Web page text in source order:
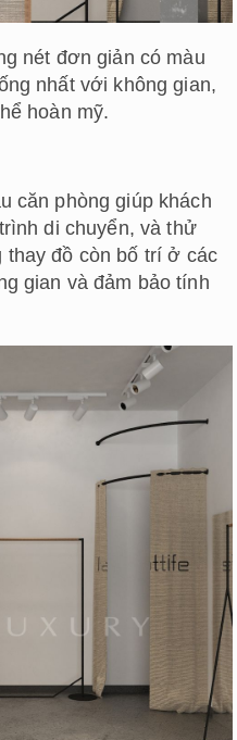
nét đơn giản có màu
nhất với không gian,
hoàn mỹ.
căn phòng giúp khách
di chuyển, và thử
đồ còn bố trí ở các
gian và đảm bảo tính